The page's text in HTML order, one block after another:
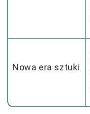
Nowa era sztuki